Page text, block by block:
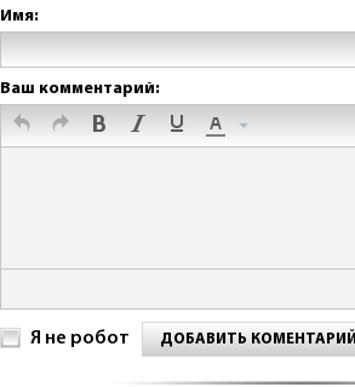
Имя:
Ваш комментарий:
Я не робот ДОБАВИТЬ КОМЕНТАРИЙ